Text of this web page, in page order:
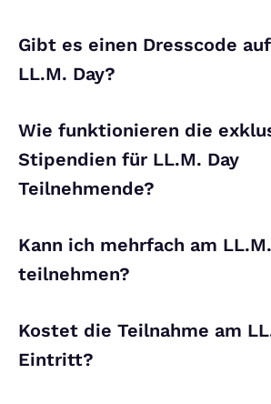
Gibt es einen Dresscode
LL.M. Day?
Wie funktionieren die
Stipendien für LL.M. Day
Teilnehmende?
Kann ich mehrfach am
teilnehmen?
Kostet die Teilnahme am
Eintritt?